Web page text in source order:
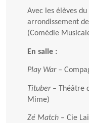
Avec les élèves
arrondissement
(Comédie
En salle :
Play War –
Tituber – Théâtre
Mime)
Zé Match – Cie